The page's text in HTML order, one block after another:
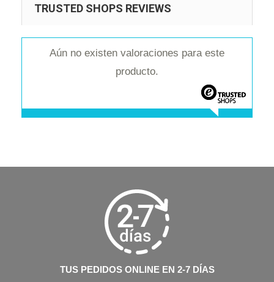
TRUSTED SHOPS REVIEWS
Aún no existen valoraciones para este
producto.
TUS PEDIDOS ONLINE EN 2-7 DÍAS